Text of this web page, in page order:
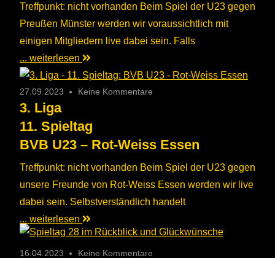
Treffpunkt: nicht vorhanden Beim Spiel der U23 gegen
Preußen Münster werden wir voraussichtlich mit
einigen Mitgliedern live dabei sein. Falls
... weiterlesen
27.09.2023 Keine Kommentare
3. Liga
11. Spieltag
BVB U23 – Rot-Weiss Essen
Treffpunkt: nicht vorhanden Beim Spiel der U23 gegen
unsere Freunde von Rot-Weiss Essen werden wir live
dabei sein. Selbstverständlich handelt
... weiterlesen
16.04.2023 Keine Kommentare